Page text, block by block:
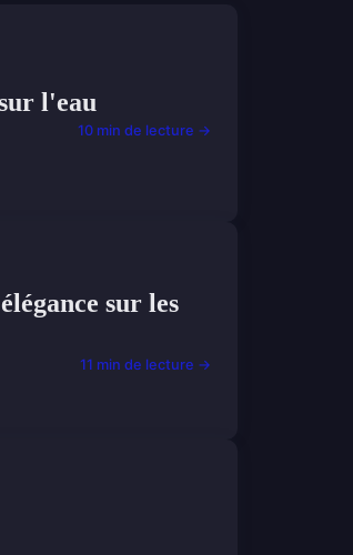
l'eau
10 min de lecture →
sur les
11 min de lecture →